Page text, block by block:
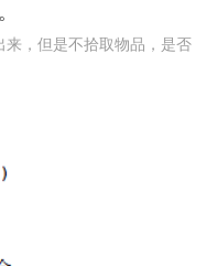
，但是不拾取物品，是否